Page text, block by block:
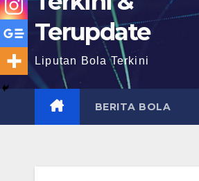
Terupdate
Liputan Bola Terkini
BERITA BOLA